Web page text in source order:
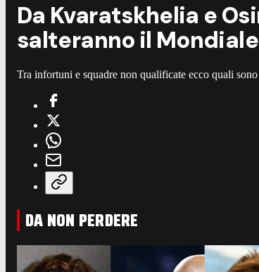
Da Kvaratskhelia e
salteranno il Mondiale
Tra infortuni e squadre non qualificate ecco quali
DA NON PERDERE